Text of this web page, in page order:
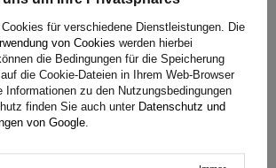
(1)
für verschiedene Dienstleistungen. Die
von Cookies werden hierbei
die Bedingungen für die Speicherung
die Cookie-Dateien in Ihrem Web-Browser
Informationen zu den Nutzungsbedingungen
finden Sie auch unter Datenschutz und
von Google